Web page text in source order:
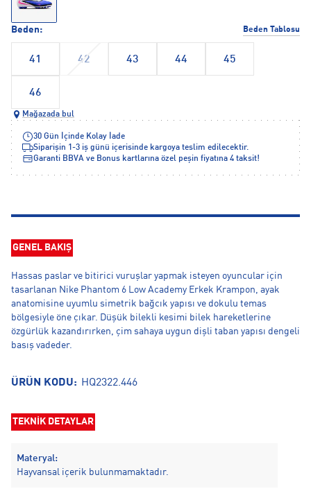
Beden: Beden Tablosu
41 42 43 44 45
46
Mağazada bul
30 Gün İçinde Kolay İade
Siparişin 1-3 iş günü içerisinde kargoya teslim edilecektir.
Garanti BBVA ve Bonus kartlarına özel peşin fiyatına 4 taksit!
GENEL BAKIŞ
Hassas paslar ve bitirici vuruşlar yapmak isteyen oyuncular için
tasarlanan Nike Phantom 6 Low Academy Erkek Krampon, ayak
anatomisine uyumlu simetrik bağcık yapısı ve dokulu temas
bölgesiyle öne çıkar. Düşük bilekli kesimi bilek hareketlerine
özgürlük kazandırırken, çim sahaya uygun dişli taban yapısı dengeli
basış vadeder.
ÜRÜN KODU: HQ2322.446
TEKNİK DETAYLAR
Materyal:
Hayvansal içerik bulunmamaktadır.